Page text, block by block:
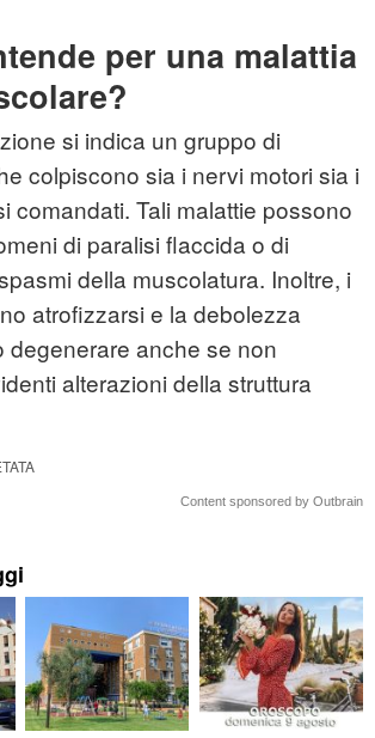
per una malattia
si indica un gruppo di
colpiscono sia i nervi motori sia i
comandati. Tali malattie possono
di paralisi flaccida o di
della muscolatura. Inoltre, i
atrofizzarsi e la debolezza
degenerare anche se non
alterazioni della struttura
Content sponsored by Outbrain